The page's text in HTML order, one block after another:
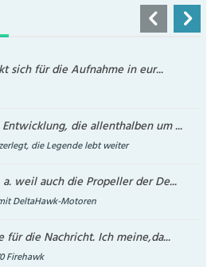
sich für die Aufnahme in eur...
die allenthalben um ...
die Legende lebt weiter
weil auch die Propeller der De...
DeltaHawk-Motoren
für die Nachricht. Ich meine,da...
Firehawk